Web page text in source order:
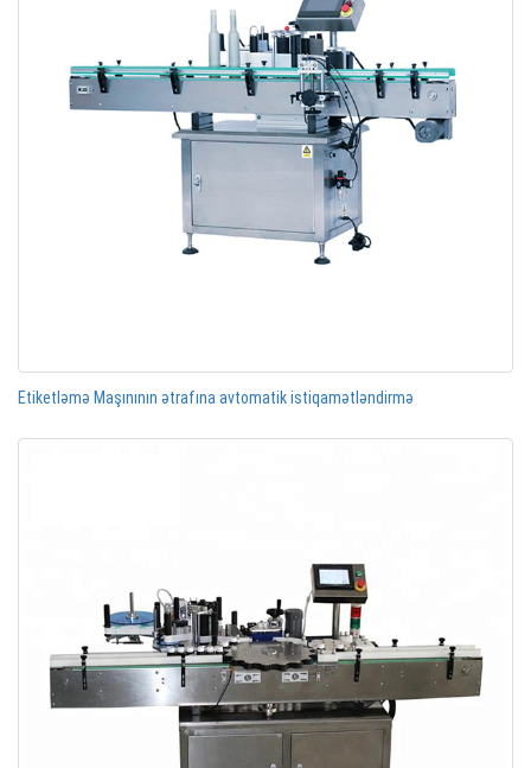
Etiketləmə Maşınının ətrafına avtomatik istiqamətləndirmə